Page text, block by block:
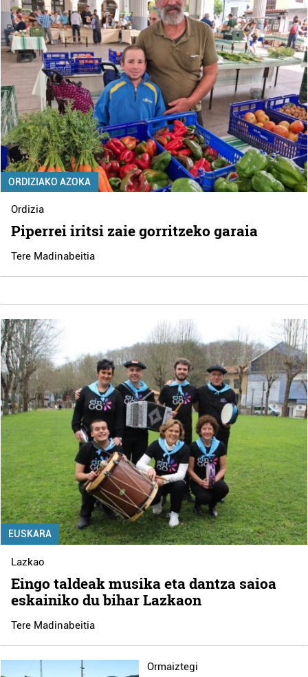
ORDIZIAKO AZOKA
Ordizia
Piperrei iritsi zaie gorritzeko garaia
Tere Madinabeitia
EUSKARA
Lazkao
Eingo taldeak musika eta dantza saioa
eskainiko du bihar Lazkaon
Tere Madinabeitia
Ormaiztegi